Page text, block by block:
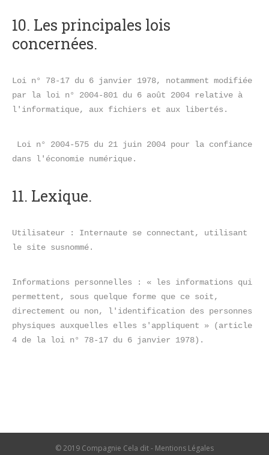
10. Les principales lois
concernées.
Loi n° 78-17 du 6 janvier 1978, notamment modifiée
par la loi n° 2004-801 du 6 août 2004 relative à
l'informatique, aux fichiers et aux libertés.
dans l'économie numérique.
11. Lexique.
Utilisateur : Internaute se connectant, utilisant
le site susnommé.
Informations personnelles : « les informations qui
permettent, sous quelque forme que ce soit,
directement ou non, l'identification des personnes
physiques auxquelles elles s'appliquent » (article
4 de la loi n° 78-17 du 6 janvier 1978).
© 2019 Compagnie Cela dit - Mentions Légales